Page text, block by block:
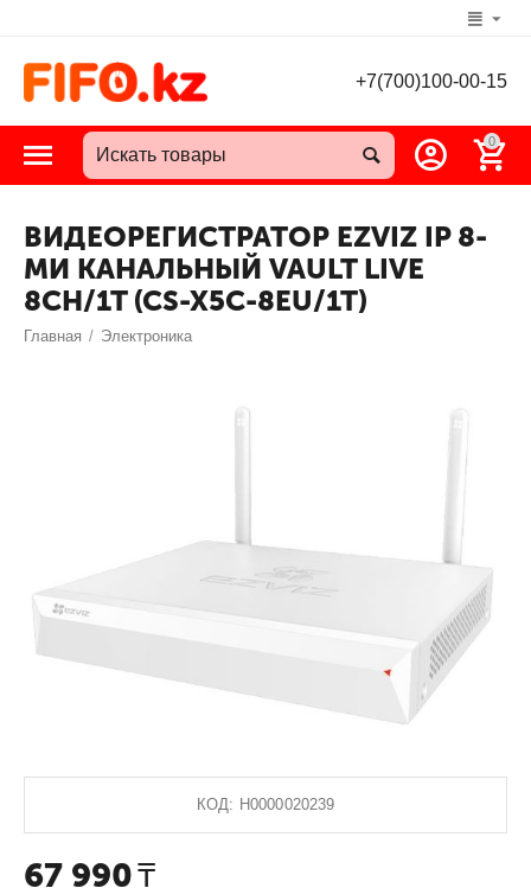
+7(700)100-00-15
0
ВИДЕОРЕГИСТРАТОР EZVIZ IP 8-
МИ КАНАЛЬНЫЙ VAULT LIVE
8CH/1T (CS-X5C-8EU/1T)
Главная / Электроника
КОД: Н0000020239
67 990 ₸